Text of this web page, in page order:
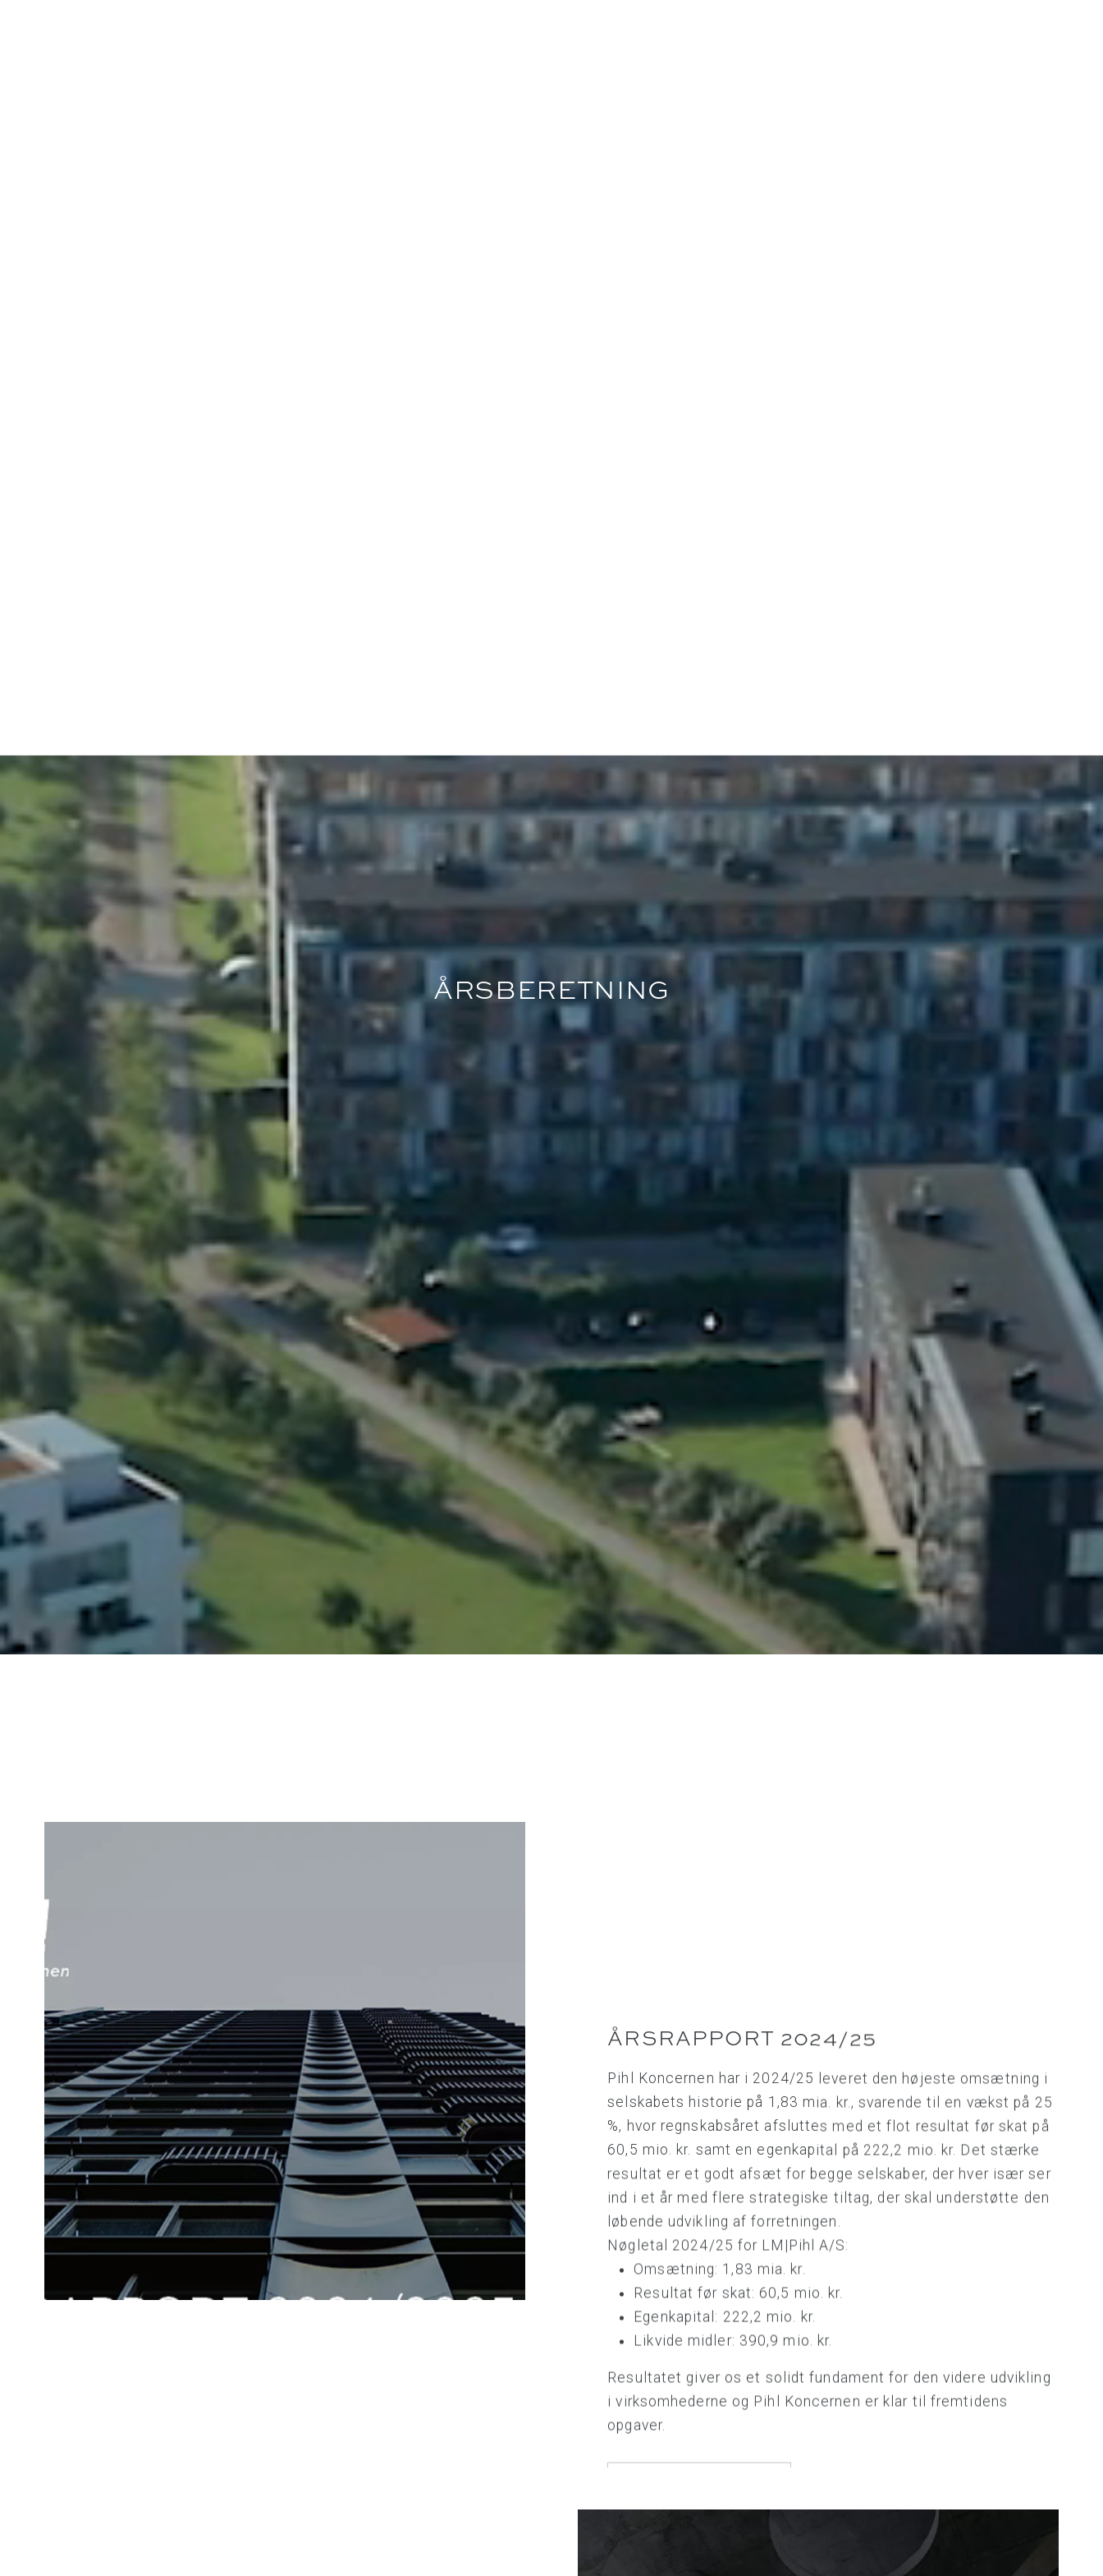
ÅRSBERETNING
ÅRSRAPPORT 2024/25
Pihl Koncernen har i 2024/25 leveret den højeste omsætning i
selskabets historie på 1,83 mia. kr., svarende til en vækst på 25
%, hvor regnskabsåret afsluttes med et flot resultat før skat på
60,5 mio. kr. samt en egenkapital på 222,2 mio. kr. Det stærke
resultat er et godt afsæt for begge selskaber, der hver især ser
ind i et år med flere strategiske tiltag, der skal understøtte den
løbende udvikling af forretningen.
Nøgletal 2024/25 for LM|Pihl A/S:
Omsætning: 1,83 mia. kr.
Resultat før skat: 60,5 mio. kr.
Egenkapital: 222,2 mio. kr.
Likvide midler: 390,9 mio. kr.
Resultatet giver os et solidt fundament for den videre udvikling
i virksomhederne og Pihl Koncernen er klar til fremtidens
opgaver.